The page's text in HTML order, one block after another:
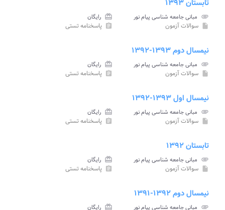
تابستان ۱۳۹۳
attachment مبانی جامعه شناسی پیام نور card_giftcard رایگان
insert_drive_file سوالات آزمون assignment پاسخنامه تستی
نیمسال دوم ۱۳۹۳-۱۳۹۲
attachment مبانی جامعه شناسی پیام نور card_giftcard رایگان
insert_drive_file سوالات آزمون assignment پاسخنامه تستی
نیمسال اول ۱۳۹۳-۱۳۹۲
attachment مبانی جامعه شناسی پیام نور card_giftcard رایگان
insert_drive_file سوالات آزمون assignment پاسخنامه تستی
تابستان ۱۳۹۲
attachment مبانی جامعه شناسی پیام نور card_giftcard رایگان
insert_drive_file سوالات آزمون assignment پاسخنامه تستی
نیمسال دوم ۱۳۹۲-۱۳۹۱
attachment مبانی جامعه شناسی پیام نور card_giftcard رایگان